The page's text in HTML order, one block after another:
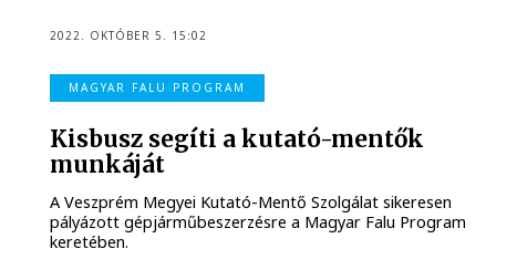
2022. OKTÓBER 5. 15:02
MAGYAR FALU PROGRAM
Kisbusz segíti a kutató-mentők
munkáját
A Veszprém Megyei Kutató-Mentő Szolgálat sikeresen
pályázott gépjárműbeszerzésre a Magyar Falu Program
keretében.